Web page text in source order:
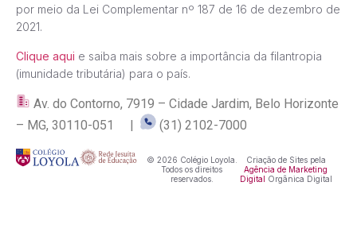
por meio da Lei Complementar nº 187 de 16 de dezembro de
2021.
Clique aqui e saiba mais sobre a importância da filantropia
(imunidade tributária) para o país.
Av. do Contorno, 7919 – Cidade Jardim, Belo Horizonte
– MG, 30110-051 |
(31) 2102-7000
© 2026 Colégio Loyola.
Todos os direitos
reservados.
Criação de Sites pela
Agência de Marketing
Digital Orgânica Digital